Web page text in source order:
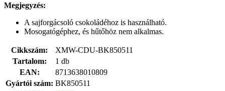
Megjegyzés:
A sajforgácsoló csokoládéhoz is használható.
Mosogatógéphez, és hűtőhöz nem alkalmas.
Cikkszám:
XMW-CDU-BK850511
Tartalom:
1 db
EAN:
8713638010809
Gyártói szám: BK850511